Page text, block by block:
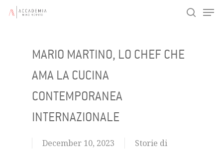
Skip
MARIO MARTINO, LO CHEF CHE
AMA LA CUCINA
CONTEMPORANEA
INTERNAZIONALE
December 10, 2023
Storie di